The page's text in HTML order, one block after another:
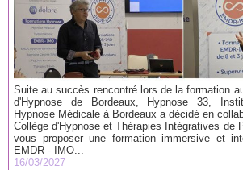
Suite au succès rencontré lors de la formation
d'Hypnose de Bordeaux, Hypnose 33,
Hypnose Médicale à Bordeaux a décidé en
Collège d'Hypnose et Thérapies Intégratives de
vous proposer une formation immersive et
EMDR - IMO...
16/03/2027